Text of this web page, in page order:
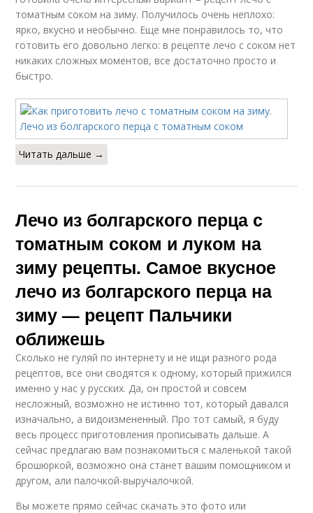
томатным соком на зиму. Получилось очень неплохо:
ярко, вкусно и необычно. Еще мне понравилось то, что
готовить его довольно легко: в рецепте лечо с соком нет
никаких сложных моментов, все достаточно просто и
быстро.
Читать дальше →
Лечо из болгарского перца с
томатным соком и луком на
зиму рецепты. Самое вкусное
лечо из болгарского перца на
зиму — рецепт Пальчики
оближешь
Сколько не гуляй по интернету и не ищи разного рода
рецептов, все они сводятся к одному, который прижился
именно у нас у русских. Да, он простой и совсем
несложный, возможно не истинно тот, который давался
изначально, а видоизмененный. Про тот самый, я буду
весь процесс приготовления прописывать дальше. А
сейчас предлагаю вам познакомиться с маленькой такой
брошюркой, возможно она станет вашим помощником и
другом, али палочкой-выручалочкой.
Вы можете прямо сейчас скачать это фото или